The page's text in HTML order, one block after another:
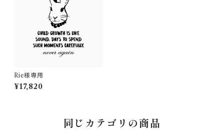
Rie様専用
¥17,820
同じカテゴリの商品